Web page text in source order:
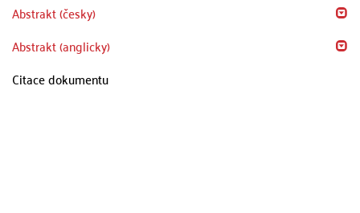
Abstrakt (česky)
Abstrakt (anglicky)
Citace dokumentu